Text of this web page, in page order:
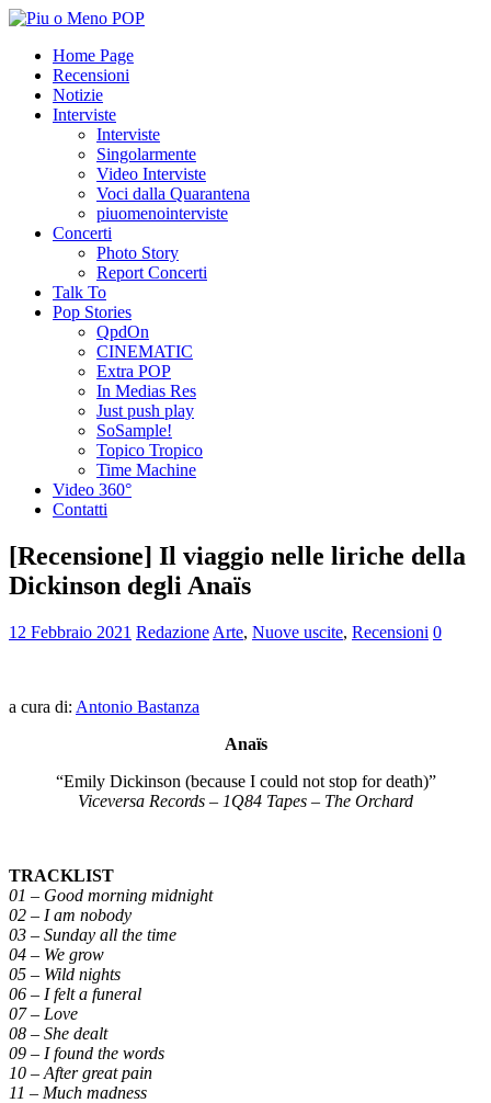
Home Page
Recensioni
Notizie
Interviste
Interviste
Singolarmente
Video Interviste
Voci dalla Quarantena
piuomenointerviste
Concerti
Photo Story
Report Concerti
Talk To
Pop Stories
QpdOn
CINEMATIC
Extra POP
In Medias Res
Just push play
SoSample!
Topico Tropico
Time Machine
Video 360°
Contatti
[Recensione] Il viaggio nelle liriche della
Dickinson degli Anaïs
12 Febbraio 2021 Redazione Arte, Nuove uscite, Recensioni 0
a cura di: Antonio Bastanza
Anaïs
“Emily Dickinson (because I could not stop for death)”
Viceversa Records – 1Q84 Tapes – The Orchard
TRACKLIST
01 – Good morning midnight
02 – I am nobody
03 – Sunday all the time
04 – We grow
05 – Wild nights
06 – I felt a funeral
07 – Love
08 – She dealt
09 – I found the words
10 – After great pain
11 – Much madness